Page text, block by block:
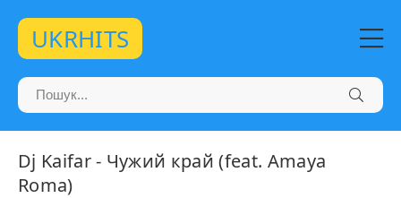
UKRHITS
Dj Kaifar - Чужий край (feat. Amaya
Roma)